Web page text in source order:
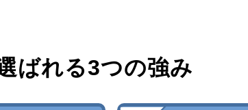
ばれる3つの強み